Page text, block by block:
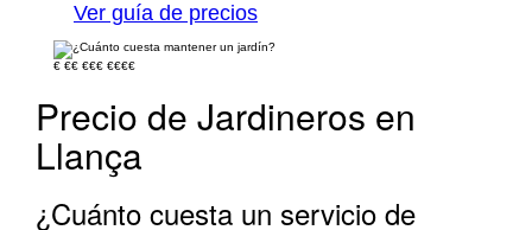
Ver guía de precios
€ €€ €€€ €€€€
Precio de Jardineros en
Llança
¿Cuánto cuesta un servicio de